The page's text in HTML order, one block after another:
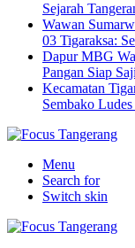
Sejarah
Wawan
03 Tigaraksa:
Dapur MBG
Pangan Siap Saji
Kecamatan
Sembako
Menu
Search for
Switch skin